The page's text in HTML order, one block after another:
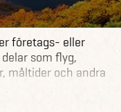
företags- eller
som flyg,
måltider och andra
lokalguider.